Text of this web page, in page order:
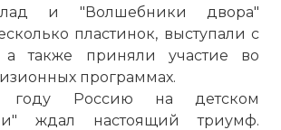
и "Волшебники двора"
пластинок, выступали с
а также приняли участие во
программах.
Россию на детском
ждал настоящий триумф.